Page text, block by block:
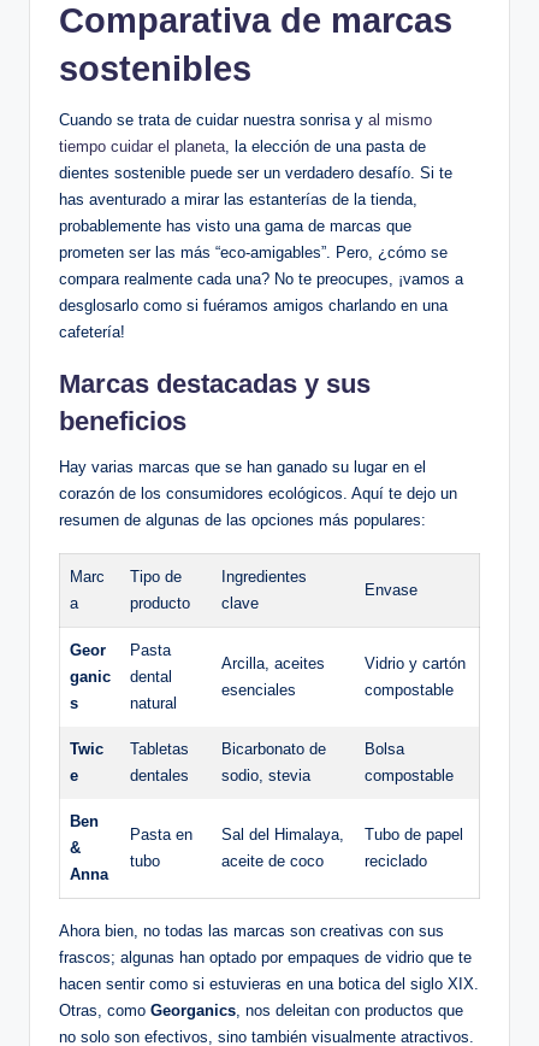
Comparativa de marcas
sostenibles
Cuando se trata de cuidar nuestra sonrisa y al mismo
tiempo cuidar el planeta, la elección de una pasta de
dientes sostenible puede ser un verdadero desafío. Si te
has aventurado a mirar las estanterías de la tienda,
probablemente has visto una gama de marcas que
prometen ser las más “eco-amigables”. Pero, ¿cómo se
compara realmente cada una? No te preocupes, ¡vamos a
desglosarlo como si fuéramos amigos charlando en una
cafetería!
Marcas destacadas y sus
beneficios
Hay varias marcas que se han ganado su lugar en el
corazón de los consumidores ecológicos. Aquí te dejo un
resumen de algunas de las opciones más populares:
Marc
a
Tipo de
producto
Ingredientes
clave
Envase
Geor
ganic
s
Pasta
dental
natural
Arcilla, aceites
esenciales
Vidrio y cartón
compostable
Twic
e
Tabletas
dentales
Bicarbonato de
sodio, stevia
Bolsa
compostable
Ben
&
Anna
Pasta en
tubo
Sal del Himalaya,
aceite de coco
Tubo de papel
reciclado
Ahora bien, no todas las marcas son creativas con sus
frascos; algunas han optado por empaques de vidrio que te
hacen sentir como si estuvieras en una botica del siglo XIX.
Otras, como Georganics, nos deleitan con productos que
no solo son efectivos, sino también visualmente atractivos.